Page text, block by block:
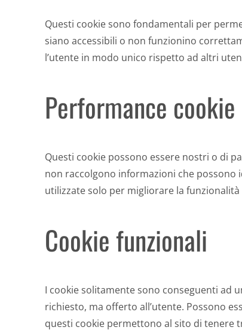
Questi cookie sono fondamentali per
siano accessibili o non funzionino
l’utente in modo unico rispetto ad altri
Performance cookie
Questi cookie possono essere nostri o di
non raccolgono informazioni che possono
utilizzate solo per migliorare la funzionalità
Cookie funzionali
I cookie solitamente sono conseguenti ad
richiesto, ma offerto all’utente. Possono
questi cookie permettono al sito di tenere